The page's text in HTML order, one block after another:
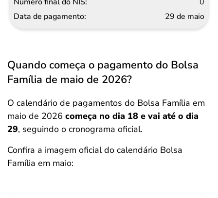
29 de maio
Quando começa o pagamento do Bolsa
Família de maio de 2026?
O calendário de pagamentos do Bolsa Família em
maio de 2026 começa no dia 18 e vai até o dia
29, seguindo o cronograma oficial.
Confira a imagem oficial do calendário Bolsa
Família em maio: